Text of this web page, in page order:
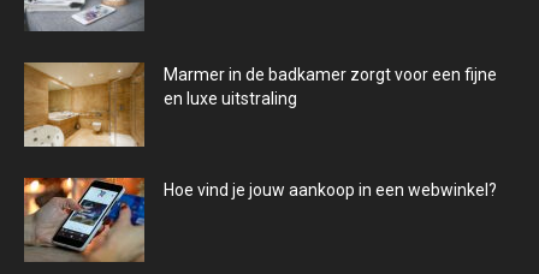
Marmer in de badkamer zorgt voor een fijne
en luxe uitstraling
Hoe vind je jouw aankoop in een webwinkel?